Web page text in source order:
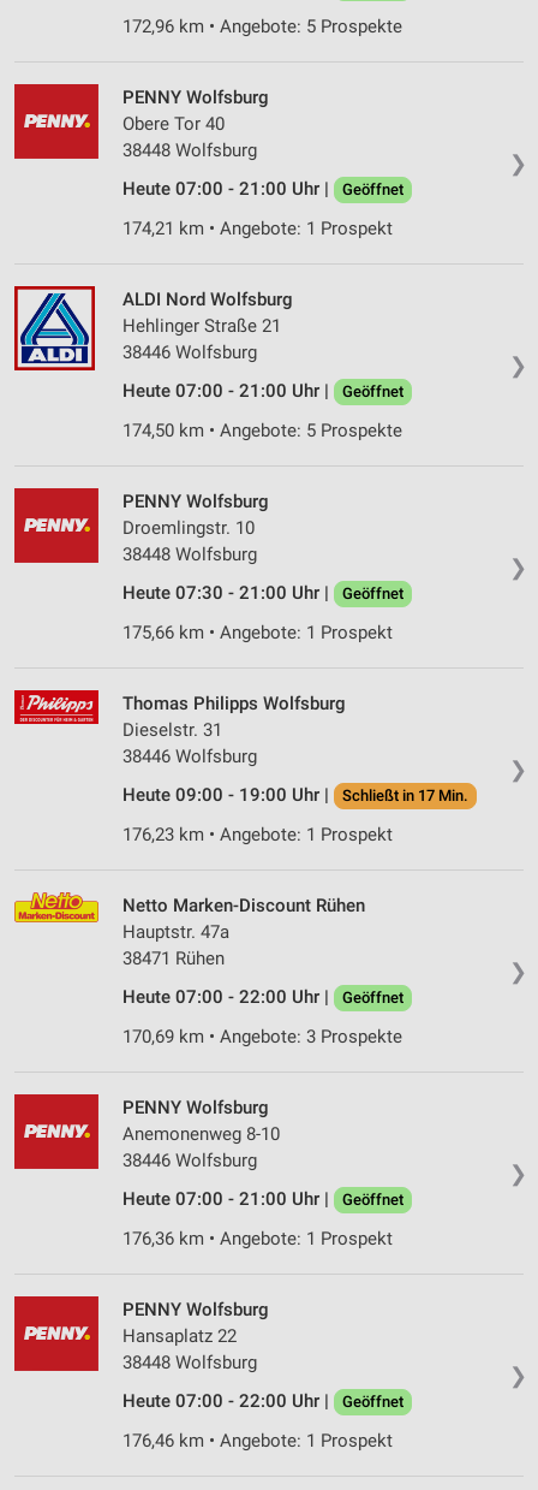
172,96 km • Angebote: 5 Prospekte
❯
PENNY Wolfsburg
Obere Tor 40
38448 Wolfsburg
Heute 07:00 - 21:00 Uhr |
Geöffnet
174,21 km • Angebote: 1 Prospekt
❯
ALDI Nord Wolfsburg
Hehlinger Straße 21
38446 Wolfsburg
Heute 07:00 - 21:00 Uhr |
Geöffnet
174,50 km • Angebote: 5 Prospekte
❯
PENNY Wolfsburg
Droemlingstr. 10
38448 Wolfsburg
Heute 07:30 - 21:00 Uhr |
Geöffnet
175,66 km • Angebote: 1 Prospekt
❯
Thomas Philipps Wolfsburg
Dieselstr. 31
38446 Wolfsburg
Heute 09:00 - 19:00 Uhr |
Schließt in 17 Min.
176,23 km • Angebote: 1 Prospekt
❯
Netto Marken-Discount Rühen
Hauptstr. 47a
38471 Rühen
Heute 07:00 - 22:00 Uhr |
Geöffnet
170,69 km • Angebote: 3 Prospekte
❯
PENNY Wolfsburg
Anemonenweg 8-10
38446 Wolfsburg
Heute 07:00 - 21:00 Uhr |
Geöffnet
176,36 km • Angebote: 1 Prospekt
❯
PENNY Wolfsburg
Hansaplatz 22
38448 Wolfsburg
Heute 07:00 - 22:00 Uhr |
Geöffnet
176,46 km • Angebote: 1 Prospekt